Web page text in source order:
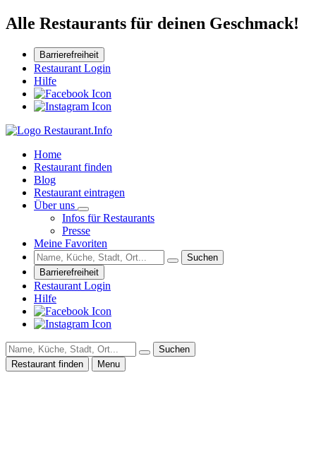
Alle Restaurants für deinen Geschmack!
Barrierefreiheit
Restaurant Login
Hilfe
Home
Restaurant finden
Blog
Restaurant eintragen
Über uns
Infos für Restaurants
Presse
Meine Favoriten
Suchen
Barrierefreiheit
Restaurant Login
Hilfe
Suchen
Restaurant finden
Menu